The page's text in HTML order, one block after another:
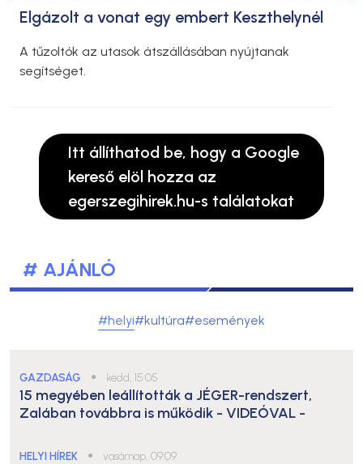
Elgázolt a vonat egy embert Keszthelynél
A tűzoltók az utasok átszállásában nyújtanak
segítséget.
Itt állíthatod be, hogy a Google
kereső elöl hozza az
egerszegihirek.hu-s találatokat
# AJÁNLÓ
#helyi#kultúra#események
GAZDASÁG ● kedd, 15:05
15 megyében leállították a JÉGER-rendszert,
Zalában továbbra is működik - VIDEÓVAL -
HELYI HÍREK ● vasárnap, 09:09